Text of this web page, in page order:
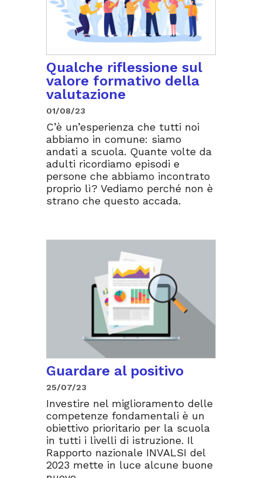
Qualche riflessione sul
valore formativo della
valutazione
01/08/23
C’è un’esperienza che tutti noi
abbiamo in comune: siamo
andati a scuola. Quante volte da
adulti ricordiamo episodi e
persone che abbiamo incontrato
proprio lì? Vediamo perché non è
strano che questo accada.
Guardare al positivo
25/07/23
Investire nel miglioramento delle
competenze fondamentali è un
obiettivo prioritario per la scuola
in tutti i livelli di istruzione. Il
Rapporto nazionale INVALSI del
2023 mette in luce alcune buone